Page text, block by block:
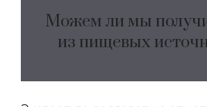
Можем ли мы
из пищевых